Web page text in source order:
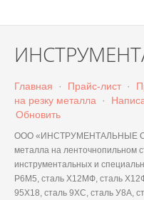
Главная · Прайс-лист ·
на резку металла
·
Обновить
ООО «ИНСТРУМЕНТАЛЬНЫЕ
металла на ленточнопильном
инструментальных и
Р6М5, сталь Х12МФ, сталь
95Х18, сталь 9ХС, сталь У8А,